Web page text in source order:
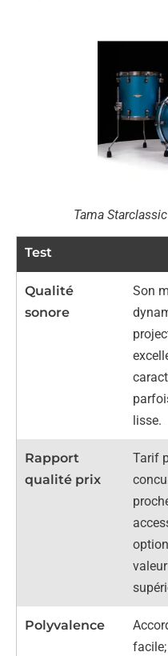
Tama
Test
Qualité
sonore
Son
lisse.
Rapport
qualité prix
Tarif
valeur
Polyvalence